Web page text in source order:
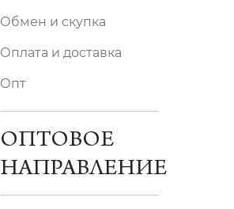
Обмен и скупка
Оплата и доставка
Опт
ОПТОВОЕ
НАПРАВЛЕНИЕ